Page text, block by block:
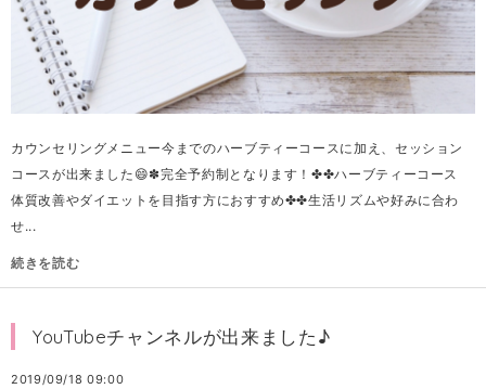
カウンセリングメニュー今までのハーブティーコースに加え、セッション
コースが出来ました😄✽完全予約制となります！✤✤ハーブティーコース
体質改善やダイエットを目指す方におすすめ✤✤生活リズムや好みに合わ
せ...
続きを読む
YouTubeチャンネルが出来ました♪
2019/09/18 09:00